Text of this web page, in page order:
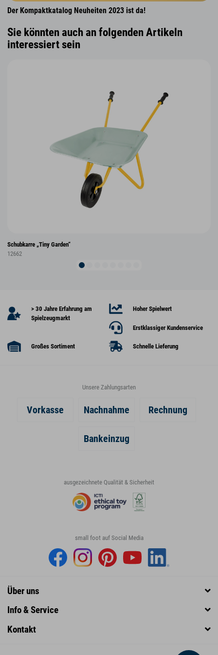
Der Kompaktkatalog Neuheiten 2023 ist da!
Sie könnten auch an folgenden Artikeln
interessiert sein
Schubkarre „Tiny Garden“
12662
> 30 Jahre Erfahrung am
Spielzeugmarkt
Hoher Spielwert
Erstklassiger Kundenservice
Großes Sortiment Schnelle Lieferung
Unsere Zahlungsarten
Vorkasse Nachnahme Rechnung
Bankeinzug
ausgezeichnete Qualität & Sicherheit
small foot auf Social Media
Über uns
Info & Service
Kontakt